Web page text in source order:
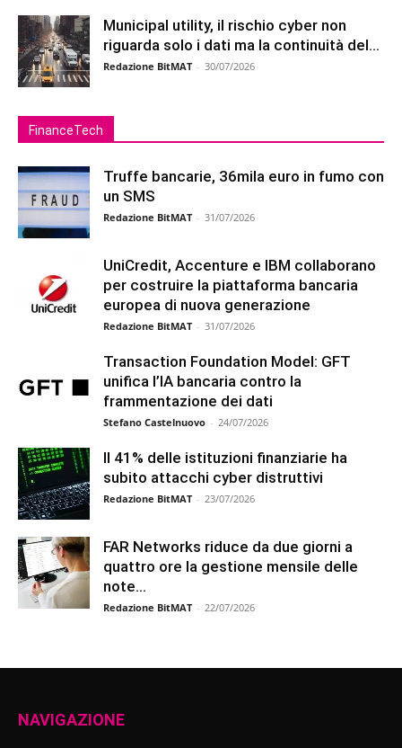
Municipal utility, il rischio cyber non
riguarda solo i dati ma la continuità del...
Redazione BitMAT - 30/07/2026
FinanceTech
Truffe bancarie, 36mila euro in fumo con
un SMS
Redazione BitMAT - 31/07/2026
UniCredit, Accenture e IBM collaborano
per costruire la piattaforma bancaria
europea di nuova generazione
Redazione BitMAT - 31/07/2026
Transaction Foundation Model: GFT
unifica l’IA bancaria contro la
frammentazione dei dati
Stefano Castelnuovo - 24/07/2026
Il 41% delle istituzioni finanziarie ha
subito attacchi cyber distruttivi
Redazione BitMAT - 23/07/2026
FAR Networks riduce da due giorni a
quattro ore la gestione mensile delle
note...
Redazione BitMAT - 22/07/2026
NAVIGAZIONE